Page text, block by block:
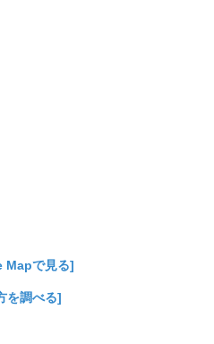
Mapで見る]
を調べる]